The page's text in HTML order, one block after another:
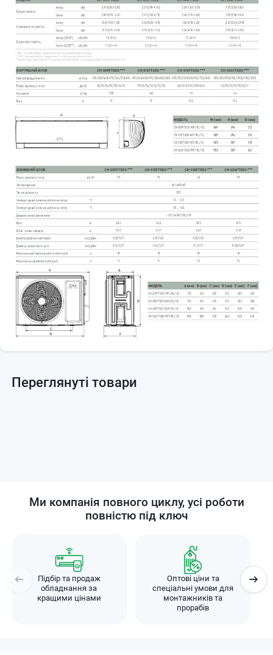
Переглянуті товари
Ми компанія повного циклу, усі роботи
повністю під ключ
Підбір та продаж
обладнання за
кращими цінами
Оптові ціни та
спеціальні умови для
монтажників та
прорабів